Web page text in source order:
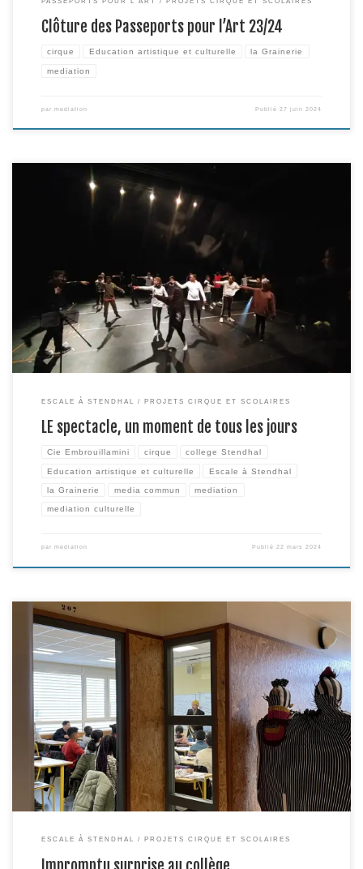
Clôture des Passeports pour l’Art 23/24
cirque Education artistique et culturelle la Grainerie
mediation
par mediation Publié 27 juin 2024
Au terme de 6 jours de « résidence » à la Grainerie avec la Cie
Embrouillamini, et de 5 ateliers de création sonore avec Media Commun, les
élèves de 6e 4 et de d’UPE2A du collège Stendhal, alias la Cie GRAIN’DHAL,
ont présenté leur spectacle « LE spectacle, un moment de tous les […]
ESCALE À STENDHAL PROJETS CIRQUE ET SCOLAIRES
LE spectacle, un moment de tous les jours
Cie Embrouillamini cirque college Stendhal
Education artistique et culturelle Escale à Stendhal
la Grainerie media commun mediation
mediation culturelle
par mediation Publié22 mars 2024
Un trompettiste entrant en tombant dans la classe, suivi d’un étrange être à
deux têtes, un poème déclamé debout sur une table, des chorégraphies au
tableau, un enseignant dépossédé de l’appel des élèves par 3 improbables
personnages aux chaussettes dépareillées… la Cie Embrouillamini n’a pas
manqué de surprendre les élèves […]
ESCALE À STENDHAL PROJETS CIRQUE ET SCOLAIRES